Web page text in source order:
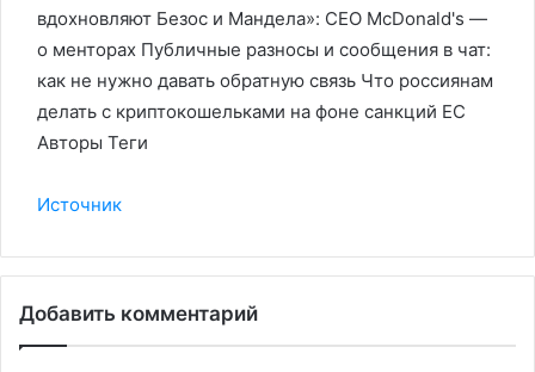
вдохновляют Безос и Мандела»: CEO McDonald's —
о менторах Публичные разносы и сообщения в чат:
как не нужно давать обратную связь Что россиянам
делать с криптокошельками на фоне санкций ЕС
Авторы Теги
Источник
Добавить комментарий